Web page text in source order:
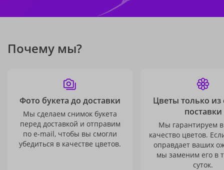
Почему мы?
Фото букета до доставки
Мы сделаем снимок букета
перед доставкой и отправим
по e-mail, чтобы вы смогли
убедиться в качестве цветов.
Цветы только из
поставки
Мы гарантируем
качество цветов.
оправдает ваших
мы заменим его в
суток.